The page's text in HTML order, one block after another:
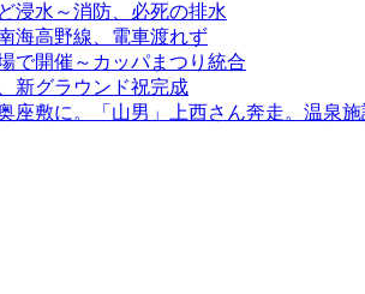
浸水～消防、必死の排水
海高野線、電車渡れず
で開催～カッパまつり統合
新グラウンド祝完成
座敷に。「山男」上西さん奔走。温泉